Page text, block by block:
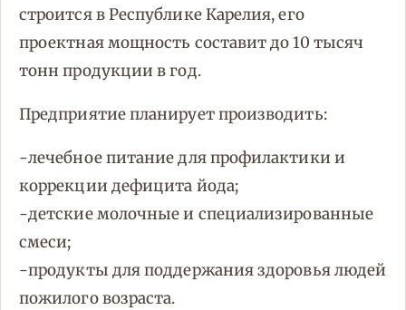
строится в Республике Карелия, его
проектная мощность составит до 10 тысяч
тонн продукции в год.
Предприятие планирует производить:
-лечебное питание для профилактики и
коррекции дефицита йода;
-детские молочные и специализированные
смеси;
-продукты для поддержания здоровья людей
пожилого возраста.